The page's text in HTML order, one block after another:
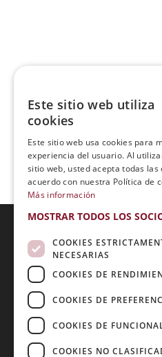
Excelente
Acreditaciones:
Métodos de
Este sitio web utiliza
cookies
Este sitio web usa cookies para
experiencia del usuario. Al
sitio web, usted acepta todas las
acuerdo con nuestra Política de
Más información
MOSTRAR TODOS LOS
COOKIES
NECESARIAS
COOKIES DE
COOKIES DE
COOKIES DE
COOKIES NO